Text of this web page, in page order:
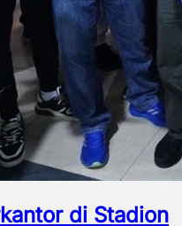
di Stadion